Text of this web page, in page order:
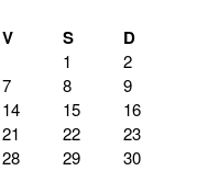
V S D
1
2
7 8
9
14 15
16
21 22
23
28 29
30